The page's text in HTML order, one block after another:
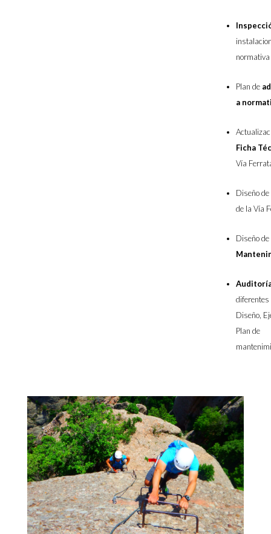
normativa
Plan de
a
Ficha
Vía
Diseño
de la Vía
Diseño de
Diseño,
Plan de